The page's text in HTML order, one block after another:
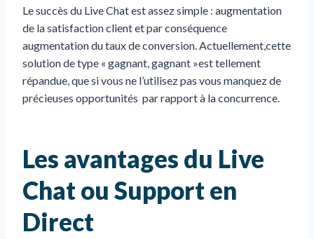
Le succès du Live Chat est assez simple : augmentation
de la satisfaction client et par conséquence
augmentation du taux de conversion. Actuellement,cette
solution de type « gagnant, gagnant »est tellement
répandue, que si vous ne l’utilisez pas vous manquez de
précieuses opportunités par rapport à la concurrence.
Les avantages du Live
Chat ou Support en
Direct